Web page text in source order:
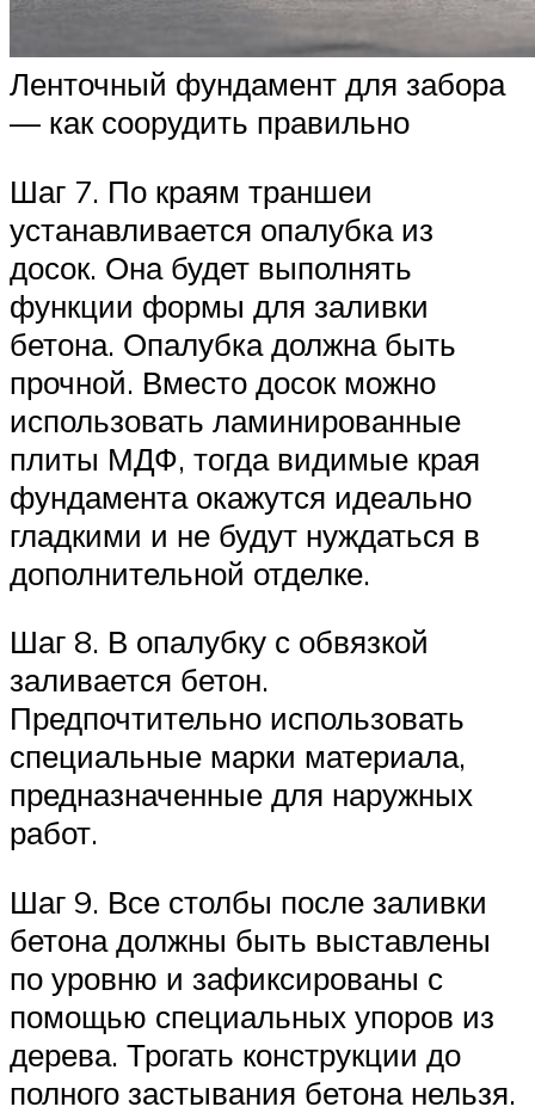
Ленточный фундамент для забора
— как соорудить правильно
Шаг 7. По краям траншеи
устанавливается опалубка из
досок. Она будет выполнять
функции формы для заливки
бетона. Опалубка должна быть
прочной. Вместо досок можно
использовать ламинированные
плиты МДФ, тогда видимые края
фундамента окажутся идеально
гладкими и не будут нуждаться в
дополнительной отделке.
Шаг 8. В опалубку с обвязкой
заливается бетон.
Предпочтительно использовать
специальные марки материала,
предназначенные для наружных
работ.
Шаг 9. Все столбы после заливки
бетона должны быть выставлены
по уровню и зафиксированы с
помощью специальных упоров из
дерева. Трогать конструкции до
полного застывания бетона нельзя.